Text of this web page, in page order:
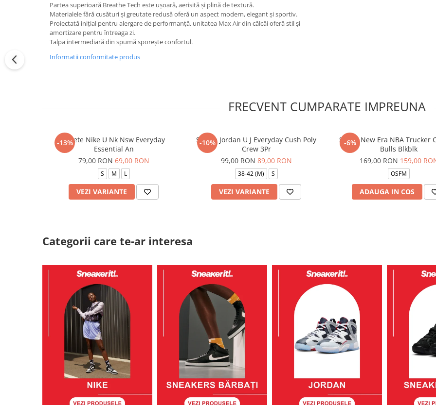
Partea superioară Breathe Tech este ușoară, aerisită și plină de textură.
Materialele fără cusături și greutate redusă oferă un aspect modern, elegant și sportiv.
Proiectată inițial pentru alergare de performanță, unitatea Max Air din călcâi oferă stil și
amortizare pentru întreaga zi.
Talpa intermediară din spumă sporește confortul.
Informatii conformitate produs
FRECVENT CUMPARATE IMPREUNA
-13%
Sosete Nike U Nk Nsw Everyday
Essential An
79,00 RON69,00 RON
S M L
VEZI VARIANTE
-10%
Sosete Jordan U J Everyday Cush Poly
Crew 3Pr
99,00 RON89,00 RON
38-42 (M) S
VEZI VARIANTE
-6%
Sapca New Era NBA Trucker
Bulls Blkblk
169,00 RON159,00
OSFM
ADAUGA IN COS
Categorii care te-ar interesa